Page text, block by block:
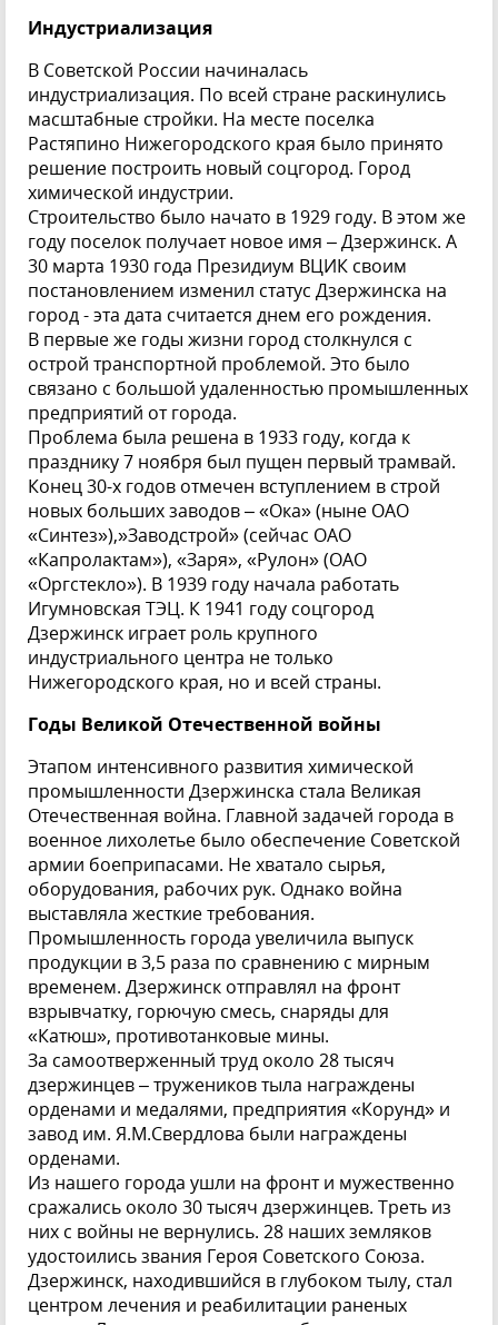
Индустриализация
В Советской России начиналась
индустриализация. По всей стране раскинулись
масштабные стройки. На месте поселка
Растяпино Нижегородского края было принято
решение построить новый соцгород. Город
химической индустрии.
Строительство было начато в 1929 году. В этом же
году поселок получает новое имя – Дзержинск. А
30 марта 1930 года Президиум ВЦИК своим
постановлением изменил статус Дзержинска на
город - эта дата считается днем его рождения.
В первые же годы жизни город столкнулся с
острой транспортной проблемой. Это было
связано с большой удаленностью промышленных
предприятий от города.
Проблема была решена в 1933 году, когда к
празднику 7 ноября был пущен первый трамвай.
Конец 30-х годов отмечен вступлением в строй
новых больших заводов – «Ока» (ныне ОАО
«Синтез»),»Заводстрой» (сейчас ОАО
«Капролактам»), «Заря», «Рулон» (ОАО
«Оргстекло»). В 1939 году начала работать
Игумновская ТЭЦ. К 1941 году соцгород
Дзержинск играет роль крупного
индустриального центра не только
Нижегородского края, но и всей страны.
Годы Великой Отечественной войны
Этапом интенсивного развития химической
промышленности Дзержинска стала Великая
Отечественная война. Главной задачей города в
военное лихолетье было обеспечение Советской
армии боеприпасами. Не хватало сырья,
оборудования, рабочих рук. Однако война
выставляла жесткие требования.
Промышленность города увеличила выпуск
продукции в 3,5 раза по сравнению с мирным
временем. Дзержинск отправлял на фронт
взрывчатку, горючую смесь, снаряды для
«Катюш», противотанковые мины.
За самоотверженный труд около 28 тысяч
дзержинцев – тружеников тыла награждены
орденами и медалями, предприятия «Корунд» и
завод им. Я.М.Свердлова были награждены
орденами.
Из нашего города ушли на фронт и мужественно
сражались около 30 тысяч дзержинцев. Треть из
них с войны не вернулись. 28 наших земляков
удостоились звания Героя Советского Союза.
Дзержинск, находившийся в глубоком тылу, стал
центром лечения и реабилитации раненых